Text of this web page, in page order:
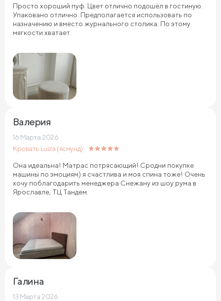
Просто хороший пуф. Цвет отлично подошёл в гостиную.
Упаковано отлично. Предполагается использовать по
назначению и вместо журнального столика. По этому
мягкости хватает.
Валерия
Кровать Luiza (ясмунд)
16 Марта 2026
Она идеальна! Матрас потрясающий! Сродни покупке
машины по эмоциям) я счастлива и моя спина тоже! Очень
хочу поблагодарить менеджера Снежану из шоу рума в
Ярославле, ТЦ Тандем.
Галина
13 Марта 2026